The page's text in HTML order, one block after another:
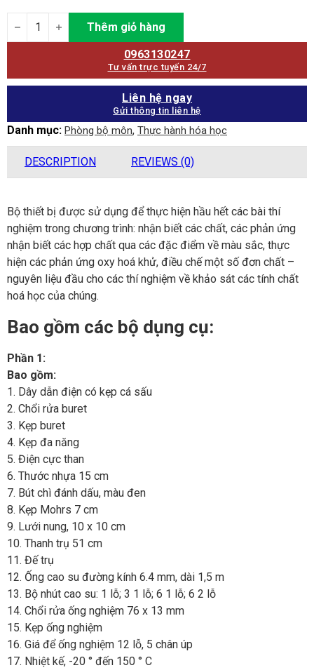
Bộ dụng cụ thí nghiệm Hóa học quantity
Thêm giỏ hàng
0963130247
Tư vấn trực tuyến 24/7
Liên hệ ngay
Gửi thông tin liên hệ
Danh mục: Phòng bộ môn, Thực hành hóa học
DESCRIPTION REVIEWS (0)
Bộ thiết bị được sử dụng để thực hiện hầu hết các bài thí
nghiệm trong chương trình: nhận biết các chất, các phản ứng
nhận biết các hợp chất qua các đặc điểm về màu sắc, thực
hiện các phản ứng oxy hoá khử, điều chế một số đơn chất –
nguyên liệu đầu cho các thí nghiệm về khảo sát các tính chất
hoá học của chúng.
Bao gồm các bộ dụng cụ:
Phần 1:
Bao gồm:
1. Dây dẫn điện có kẹp cá sấu
2. Chổi rửa buret
3. Kẹp buret
4. Kẹp đa năng
5. Điện cực than
6. Thước nhựa 15 cm
7. Bút chì đánh dấu, màu đen
8. Kẹp Mohrs 7 cm
9. Lưới nung, 10 x 10 cm
10. Thanh trụ 51 cm
11. Đế trụ
12. Ống cao su đường kính 6.4 mm, dài 1,5 m
13. Bộ nhút cao su: 1 lỗ; 3 1 lỗ; 6 1 lỗ; 6 2 lỗ
14. Chổi rửa ống nghiệm 76 x 13 mm
15. Kẹp ống nghiệm
16. Giá để ống nghiệm 12 lỗ, 5 chân úp
17. Nhiệt kế, -20 ° đến 150 ° C